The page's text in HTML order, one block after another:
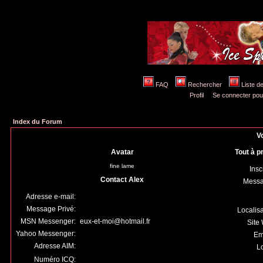
FAQ Rechercher
Liste
Profil
Se connecter
Index du Forum
Avatar
Tout à
fine lame
Site
Contact Alex
Adresse e-mail:
Message Privé:
MSN Messenger: eux-et-moi@hotmail.fr
Yahoo Messenger:
Adresse AIM:
Numéro ICQ: